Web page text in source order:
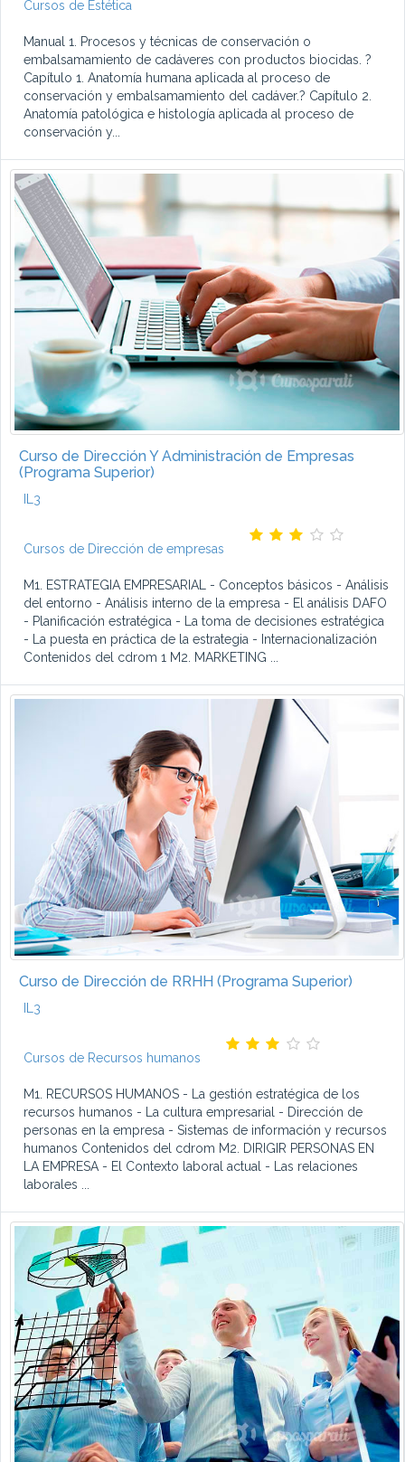
Cursos de Estética
Manual 1. Procesos y técnicas de conservación o
embalsamamiento de cadáveres con productos biocidas. ?
Capítulo 1. Anatomía humana aplicada al proceso de
conservación y embalsamamiento del cadáver.? Capítulo 2.
Anatomía patológica e histología aplicada al proceso de
conservación y...
Curso de Dirección Y Administración de Empresas
(Programa Superior)
IL3
Cursos de Dirección de empresas
M1. ESTRATEGIA EMPRESARIAL - Conceptos básicos - Análisis
del entorno - Análisis interno de la empresa - El análisis DAFO
- Planificación estratégica - La toma de decisiones estratégica
- La puesta en práctica de la estrategia - Internacionalización
Contenidos del cdrom 1 M2. MARKETING ...
Curso de Dirección de RRHH (Programa Superior)
IL3
Cursos de Recursos humanos
M1. RECURSOS HUMANOS - La gestión estratégica de los
recursos humanos - La cultura empresarial - Dirección de
personas en la empresa - Sistemas de información y recursos
humanos Contenidos del cdrom M2. DIRIGIR PERSONAS EN
LA EMPRESA - El Contexto laboral actual - Las relaciones
laborales ...